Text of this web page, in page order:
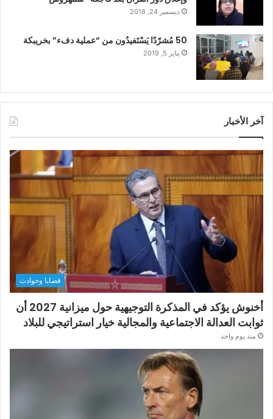
ديسمبر 24, 2018
50 مُشرّدًا يَسْتَفيدُون من “عملية دفء” بخريبكة
يناير 5, 2019
آخر الأخبار
قضايا وحوادث
أخنوش يؤكد في المذكرة التوجيهية حول ميزانية 2027 أن
ثوابت العدالة الاجتماعية والمجالية خيار استراتيجي للبلاد
منذ يوم واحد